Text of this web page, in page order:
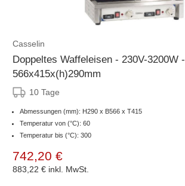
Casselin
Doppeltes Waffeleisen - 230V-3200W -
566x415x(h)290mm
10 Tage
Abmessungen (mm): H290 x B566 x T415
Temperatur von (°C): 60
Temperatur bis (°C): 300
742,20 €
883,22 € inkl. MwSt.